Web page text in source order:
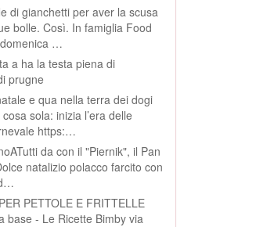
di gianchetti per aver la scusa
bolle. Così. In famiglia Food
…
a ha la testa piena di
prugne
e qua nella terra dei dogi
sola: inizia l’era delle
https:…
da con il "Piernik", il Pan
natalizio polacco farcito con
PETTOLE E FRITTELLE
base - Le Ricette Bimby via